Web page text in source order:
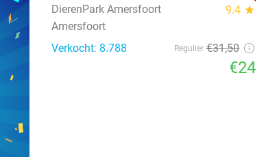
DierenPark Amersfoort 9.4 star
Amersfoort
Verkocht: 8.788
Regulier €31,50
€24